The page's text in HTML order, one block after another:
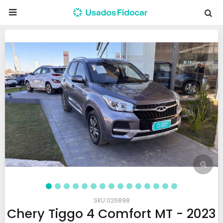

026898
Chery Tiggo 4 Comfort MT - 2023